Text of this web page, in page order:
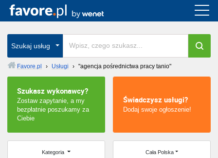
Szukaj usług
Favore.pl › Usługi › "agencja pośrednictwa pracy tanio"
Szukasz wykonawcy?
Zostaw zapytanie, a my
bezpłatnie poszukamy za
Ciebie
Świadczysz usługi?
Dodaj swoje ogłoszenie!
Kategoria Cała Polska
Cała Polska
wszystkie w całym kraju
Warszawa
Wrocław